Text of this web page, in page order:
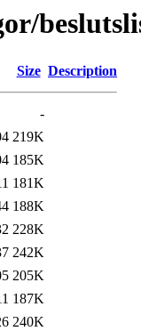
Size Description
-
219K
185K
181K
188K
228K
242K
205K
187K
240K